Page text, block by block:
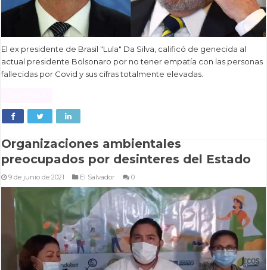
El ex presidente de Brasil "Lula" Da Silva, calificó de genecida al
actual presidente Bolsonaro por no tener empatía con las personas
fallecidas por Covid y sus cifras totalmente elevadas.
Organizaciones ambientales
preocupados por desinteres del Estado
9 de junio de 2021 El Salvador 0